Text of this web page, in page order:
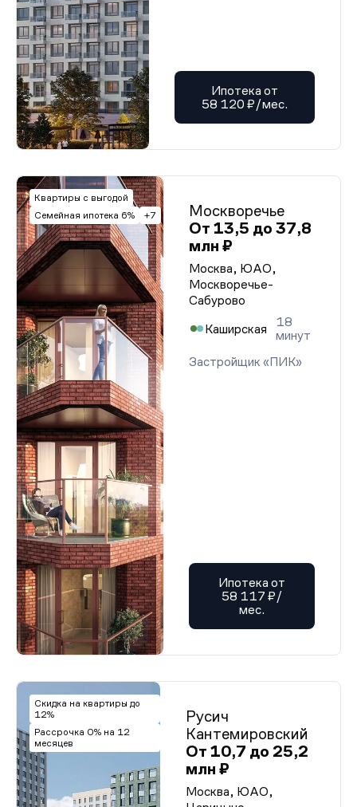
Ипотека от
58 120 ₽/мес.
Квартиры с выгодой
Семейная ипотека 6%
+7
Москворечье
От 13,5 до 37,8
млн ₽
Москва, ЮАО,
Москворечье-
Сабурово
Каширская
18
минут
Застройщик «ПИК»
Ипотека от
58 117 ₽/
мес.
Скидка на квартиры до
12%
Рассрочка 0% на 12
месяцев
Русич
Кантемировский
От 10,7 до 25,2
млн ₽
Москва, ЮАО,